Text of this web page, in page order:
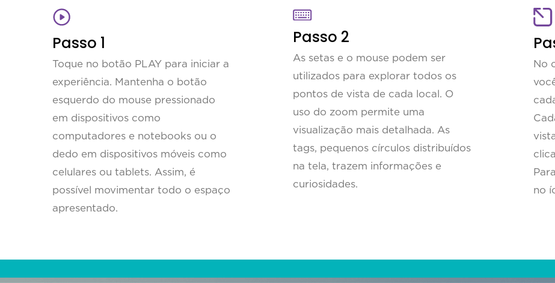
Passo 1
Toque no botão PLAY para iniciar a
experiência. Mantenha o botão
esquerdo do mouse pressionado
em dispositivos como
computadores e notebooks ou o
dedo em dispositivos móveis como
celulares ou tablets. Assim, é
possível movimentar todo o espaço
apresentado.
Passo 2
As setas e o mouse podem ser
utilizados para explorar todos os
pontos de vista de cada local. O
uso do zoom permite uma
visualização mais detalhada. As
tags, pequenos círculos distribuídos
na tela, trazem informações e
curiosidades.
No
no